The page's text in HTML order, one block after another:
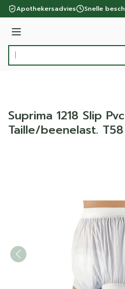
Ga naar de inhoud
Apothekersadvies Snelle
Menu
Product, merk, categorie...
Suprima 1218 Slip
Taille/beenelast. T58